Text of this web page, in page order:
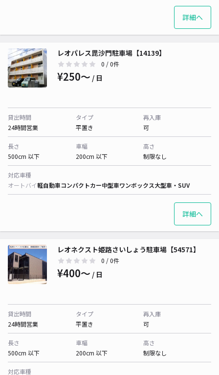
詳細へ
レオパレス毘沙門駐車場【14139】
0 / 0件
¥250〜 / 日
貸出時間
24時間営業
タイプ
平置き
再入庫
可
長さ
500cm 以下
車幅
200cm 以下
高さ
制限なし
対応車種
オートバイ軽自動車コンパクトカー中型車ワンボックス大型車・SUV
詳細へ
レオネクスト姫路さいしょう駐車場【54571】
0 / 0件
¥400〜 / 日
貸出時間
24時間営業
タイプ
平置き
再入庫
可
長さ
500cm 以下
車幅
200cm 以下
高さ
制限なし
対応車種